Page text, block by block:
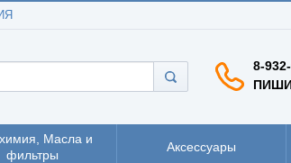
8-
Масла и
фильтры
Аксессуары